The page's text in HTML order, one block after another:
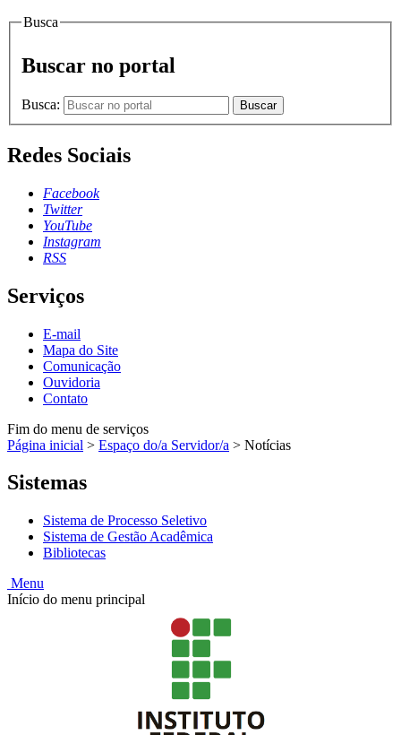
Busca
Buscar no portal
Busca: Buscar
Redes Sociais
Facebook
Twitter
YouTube
Instagram
RSS
Serviços
E-mail
Mapa do Site
Comunicação
Ouvidoria
Contato
Fim do menu de serviços
Página inicial > Espaço do/a Servidor/a > Notícias
Sistemas
Sistema de Processo Seletivo
Sistema de Gestão Acadêmica
Bibliotecas
Menu
Início do menu principal